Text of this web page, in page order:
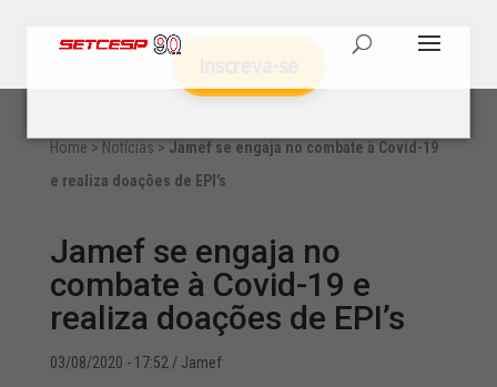
Home > Notícias > Jamef se engaja no combate à Covid-19
e realiza doações de EPI’s
Jamef se engaja no
combate à Covid-19 e
realiza doações de EPI’s
03/08/2020 - 17:52 / Jamef